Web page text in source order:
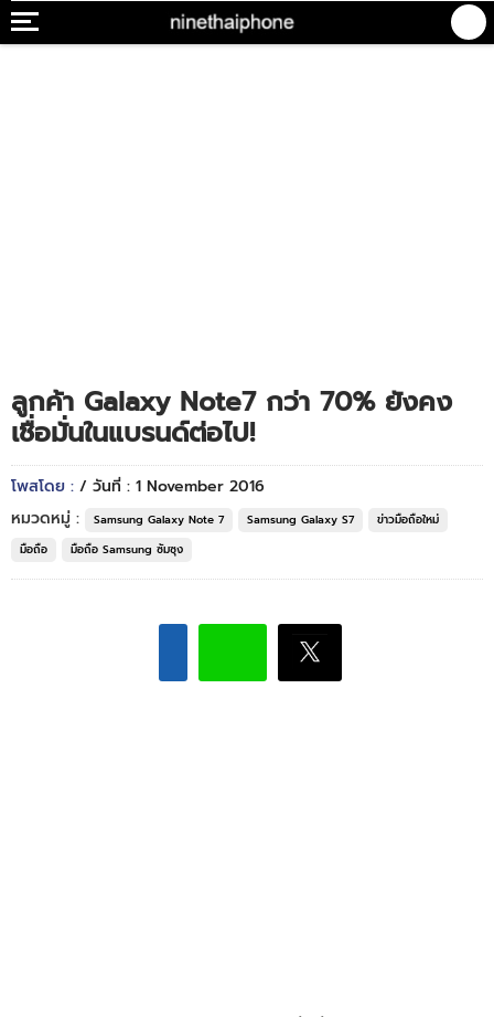
ลูกค้า Galaxy Note7 กว่า 70% ยังคง
เชื่อมั่นในแบรนด์ต่อไป!
โพสโดย : / วันที่ : 1 November 2016
หมวดหมู่ :
Samsung Galaxy Note 7 Samsung Galaxy S7
ข่าวมือถือใหม่
มือถือ
มือถือ Samsung ซัมซุง